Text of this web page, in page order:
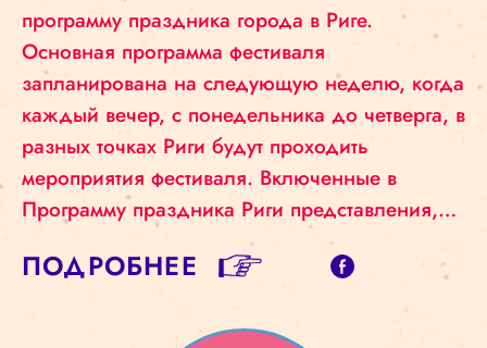
программу праздника города в Риге.
Основная программа фестиваля
запланирована на следующую неделю, когда
каждый вечер, с понедельника до четверга, в
разных точках Риги будут проходить
мероприятия фестиваля. Включенные в
Программу праздника Риги представления,…
ПОДРОБНЕЕ